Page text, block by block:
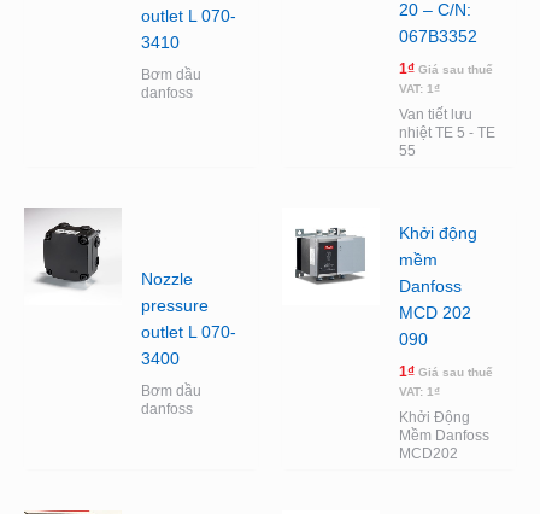
outlet L 070-
3410
Bơm dầu
danfoss
20 – C/N:
067B3352
1₫ Giá sau thuế
VAT: 1₫
Van tiết lưu
nhiệt TE 5 - TE
55
Nozzle
pressure
outlet L 070-
3400
Bơm dầu
danfoss
Khởi động
mềm
Danfoss
MCD 202
090
1₫ Giá sau thuế
VAT: 1₫
Khởi Động
Mềm Danfoss
MCD202